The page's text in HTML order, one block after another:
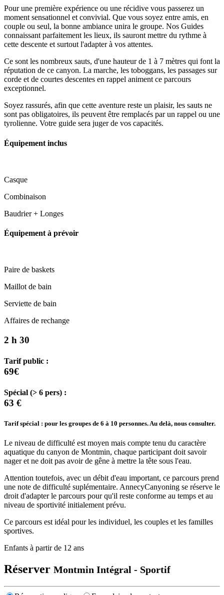
Pour une première expérience ou une récidive vous passerez un
moment sensationnel et convivial. Que vous soyez entre amis, en
couple ou seul, la bonne ambiance unira le groupe. Nos Guides
connaissant parfaitement les lieux, ils sauront mettre du rythme à
cette descente et surtout l'adapter à vos attentes.
Ce sont les nombreux sauts, d'une hauteur de 1 à 7 mètres qui font la
réputation de ce canyon. La marche, les toboggans, les passages sur
corde et de courtes descentes en rappel animent ce parcours
exceptionnel.
Soyez rassurés, afin que cette aventure reste un plaisir, les sauts ne
sont pas obligatoires, ils peuvent être remplacés par un rappel ou une
tyrolienne. Votre guide sera juger de vos capacités.
Équipement inclus
Casque
Combinaison
Baudrier + Longes
Équipement à prévoir
Paire de baskets
Maillot de bain
Serviette de bain
Affaires de rechange
2 h 30
Tarif public :
69€
Spécial (> 6 pers) :
63 €
Tarif spécial : pour les groupes de 6 à 10 personnes. Au delà, nous consulter.
Le niveau de difficulté est moyen mais compte tenu du caractère
aquatique du canyon de Montmin, chaque participant doit savoir
nager et ne doit pas avoir de gêne à mettre la tête sous l'eau.
Attention toutefois, avec un débit d'eau important, ce parcours prend
une note de difficulté suplémentaire. AnnecyCanyoning se réserve le
droit d'adapter le parcours pour qu'il reste conforme au temps et au
niveau de sportivité initialement prévu.
Ce parcours est idéal pour les individuel, les couples et les familles
sportives.
Enfants à partir de 12 ans
Réserver Montmin Intégral - Sportif